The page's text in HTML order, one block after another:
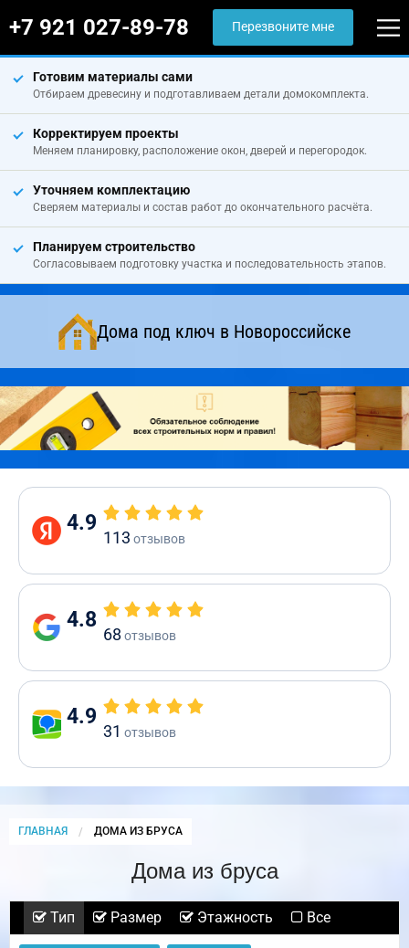
+7 921 027-89-78 Перезвоните мне
Готовим материалы сами
Отбираем древесину и подготавливаем детали домокомплекта.
Корректируем проекты
Меняем планировку, расположение окон, дверей и перегородок.
Уточняем комплектацию
Сверяем материалы и состав работ до окончательного расчёта.
Планируем строительство
Согласовываем подготовку участка и последовательность этапов.
Дома под ключ в Новороссийске
4.9
113 отзывов
4.8
68 отзывов
4.9
31 отзывов
ГЛАВНАЯ CURRENT:
ДОМА ИЗ БРУСА
Дома из бруса
Тип Размер Этажность Все